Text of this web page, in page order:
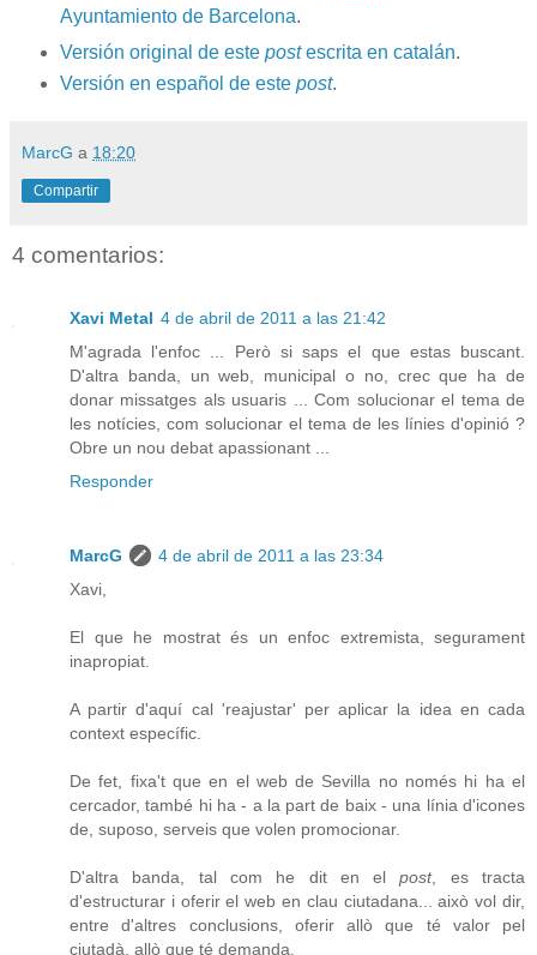
Ayuntamiento de Barcelona.
Versión original de este postescrita en catalán.
Versión en español de este post.
MarcG a 18:20
Compartir
4 comentarios:
Xavi Metal 4 de abril de 2011 a las 21:42
M'agrada l'enfoc ... Però si saps el que estas buscant.
D'altra banda, un web, municipal o no, crec que ha de
donar missatges als usuaris ... Com solucionar el tema de
les notícies, com solucionar el tema de les línies d'opinió ?
Obre un nou debat apassionant ...
Responder
MarcG
4 de abril de 2011 a las 23:34
Xavi,
El que he mostrat és un enfoc extremista, segurament
inapropiat.
A partir d'aquí cal 'reajustar' per aplicar la idea en cada
context específic.
De fet, fixa't que en el web de Sevilla no només hi ha el
cercador, també hi ha - a la part de baix - una línia d'icones
de, suposo, serveis que volen promocionar.
D'altra banda, tal com he dit en elpost, es tracta
d'estructurar i oferir el web en clau ciutadana... això vol dir,
entre d'altres conclusions, oferir allò que té valor pel
ciutadà, allò que té demanda.